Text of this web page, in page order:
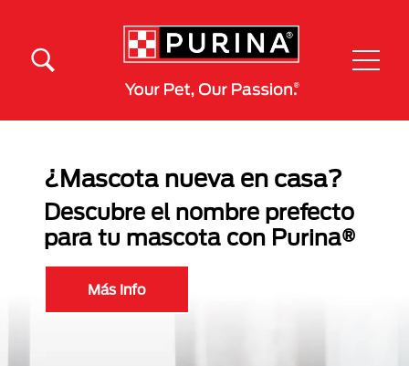
¿Mascota nueva en casa?
Descubre el nombre prefecto
para tu mascota con Purina®
Más Info